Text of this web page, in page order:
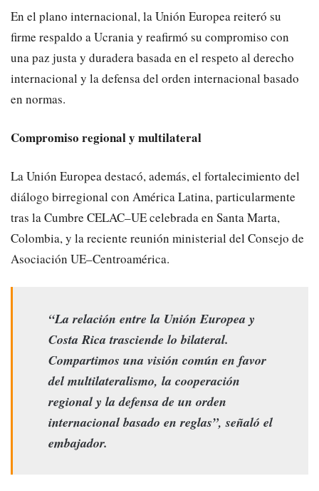
En el plano internacional, la Unión Europea reiteró su
firme respaldo a Ucrania y reafirmó su compromiso con
una paz justa y duradera basada en el respeto al derecho
internacional y la defensa del orden internacional basado
en normas.
Compromiso regional y multilateral
La Unión Europea destacó, además, el fortalecimiento del
diálogo birregional con América Latina, particularmente
tras la Cumbre CELAC–UE celebrada en Santa Marta,
Colombia, y la reciente reunión ministerial del Consejo de
Asociación UE–Centroamérica.
“La relación entre la Unión Europea y
Costa Rica trasciende lo bilateral.
Compartimos una visión común en favor
del multilateralismo, la cooperación
regional y la defensa de un orden
internacional basado en reglas”, señaló el
embajador.